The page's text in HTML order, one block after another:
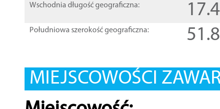
Wschodnia długość geograficzna:
Południowa szerokość geograficzna:
MIEJSCOWOŚCI